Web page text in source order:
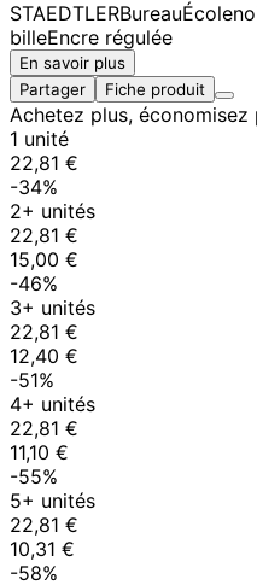
STAEDTLERBureauÉcole
billeEncre régulée
En savoir plus
Partager
Fiche produit
Achetez plus, économisez
1 unité
22,81 €
-34%
2+ unités
22,81 €
15,00 €
-46%
3+ unités
22,81 €
12,40 €
-51%
4+ unités
22,81 €
11,10 €
-55%
5+ unités
22,81 €
10,31 €
-58%